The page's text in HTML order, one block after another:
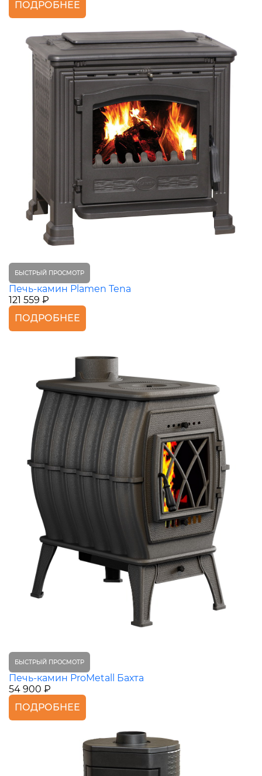
ПОДРОБНЕЕ
БЫСТРЫЙ ПРОСМОТР
Печь-камин Plamen Tena
121 559 ₽
ПОДРОБНЕЕ
БЫСТРЫЙ ПРОСМОТР
Печь-камин ProMetall Бахта
54 900 ₽
ПОДРОБНЕЕ